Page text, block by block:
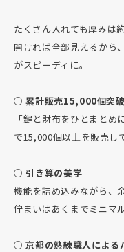
たくさん入れても厚みは
開ければ全部見えるから
がスピーディに。
○ 累計販売15,000個突破
「鍵と財布をひとまと
で15,000個以上を販売し
○ 引き算の美学
機能を詰め込みながら、
佇まいはあくまでミニマル
○ 京都の熟練職人による